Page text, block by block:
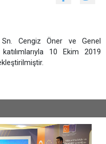
Sn. Cengiz Öner ve Genel
10 Ekim 2019